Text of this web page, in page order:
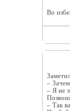
Во
–
– Я не
– Тaк